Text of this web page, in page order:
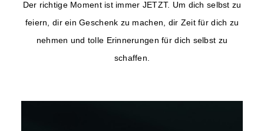
Der richtige Moment ist immer JETZT. Um dich selbst zu
feiern, dir ein Geschenk zu machen, dir Zeit für dich zu
nehmen und tolle Erinnerungen für dich selbst zu
schaffen.